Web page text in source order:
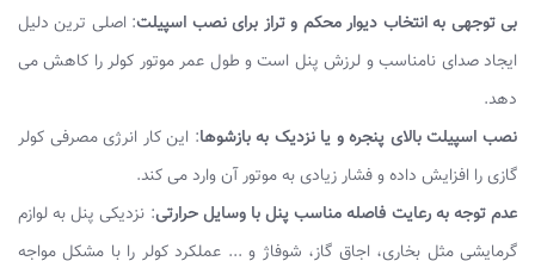
بی توجهی به انتخاب دیوار محکم و تراز برای نصب اسپیلت: اصلی ترین دلیل
ایجاد صدای نامناسب و لرزش پنل است و طول عمر موتور کولر را کاهش می
دهد.
نصب اسپیلت بالای پنجره و یا نزدیک به بازشوها: این کار انرژی مصرفی کولر
گازی را افزایش داده و فشار زیادی به موتور آن وارد می کند.
عدم توجه به رعایت فاصله مناسب پنل با وسایل حرارتی: نزدیکی پنل به لوازم
گرمایشی مثل بخاری، اجاق گاز، شوفاژ و ... عملکرد کولر را با مشکل مواجه